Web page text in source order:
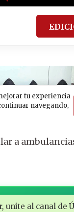
a
unite al canal de